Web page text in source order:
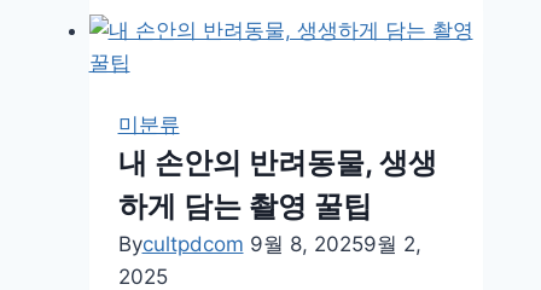
예
는
순
간,
미분류
내 손안의 반려동물, 생생
하게 담는 촬영 꿀팁
Bycultpdcom 9월 8, 20259월 2,
2025